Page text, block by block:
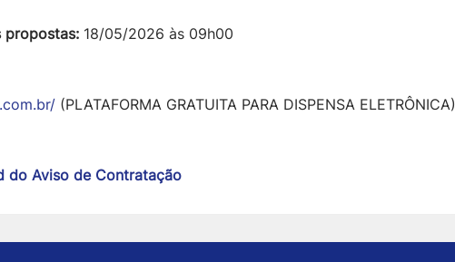
propostas: 18/05/2026 às 09h00
(PLATAFORMA GRATUITA PARA DISPENSA ELETRÔNICA)
do Aviso de Contratação